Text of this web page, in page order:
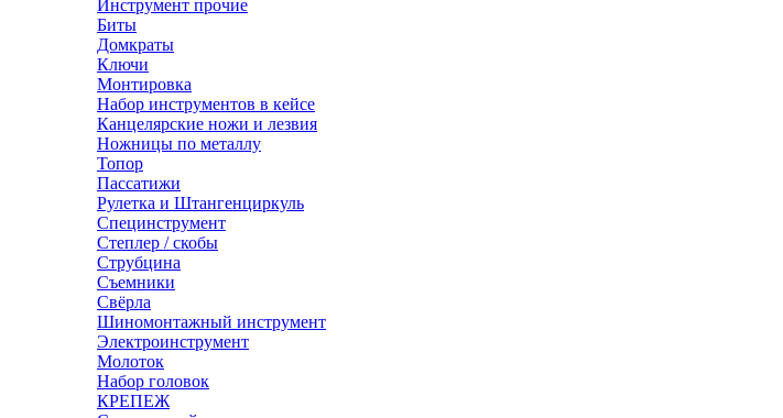
Инструмент прочиe
Биты
Домкраты
Ключи
Монтировка
Набор инструментов в кейсе
Канцелярские ножи и лезвия
Ножницы по металлу
Топор
Пассатижи
Рулетка и Штангенциркуль
Специнструмент
Степлер / скобы
Струбцина
Съемники
Свёрла
Шиномонтажный инструмент
Электроинструмент
Молоток
Набор головок
КРЕПЕЖ